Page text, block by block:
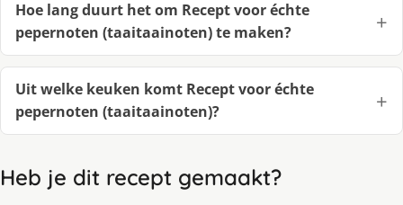
Hoe lang duurt het om Recept voor échte
pepernoten (taaitaainoten) te maken?
Uit welke keuken komt Recept voor échte
pepernoten (taaitaainoten)?
Heb je dit recept gemaakt?